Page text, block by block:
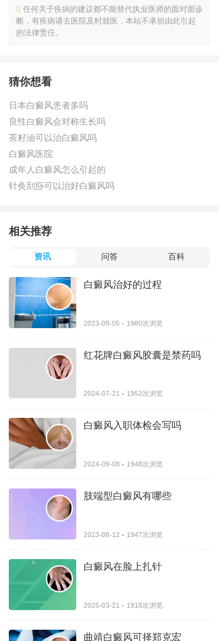
任何关于疾病的建议都不能替代执业医师的面对面诊
断，有疾病请去医院及时就医，本站不承担由此引起
的法律责任。
猜你想看
日本白癜风患者多吗
良性白癜风会对称生长吗
茶籽油可以治白癜风吗
白癜风医院
成年人白癜风怎么引起的
针灸刮痧可以治好白癜风吗
相关推荐
资讯 问答 百科
白癜风治好的过程
2023-09-05 1980次浏览
红花牌白癜风胶囊是禁药吗
2024-07-21 1952次浏览
白癜风入职体检会写吗
2024-09-08 1948次浏览
肢端型白癜风有哪些
2023-08-12 1947次浏览
白癜风在脸上扎针
2025-03-21 1918次浏览
曲靖白癜风可择郑克宏